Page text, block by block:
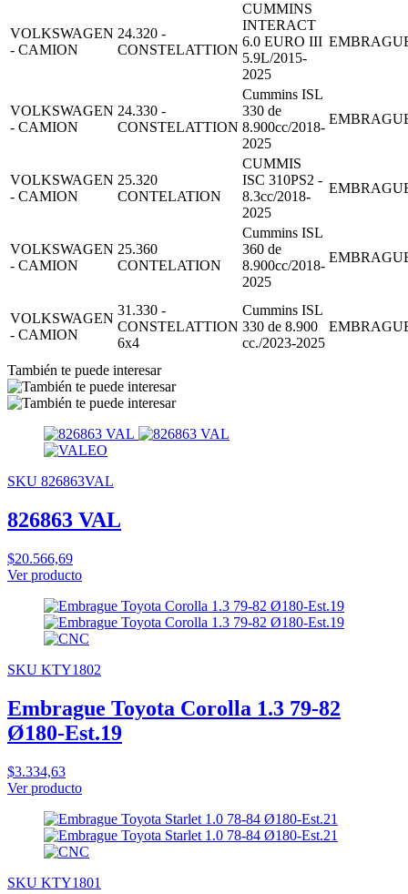
VOLKSWAGEN
- CAMION
24.320 -
CONSTELATTION
CUMMINS
INTERACT
6.0 EURO III
5.9L/2015-
2025
VOLKSWAGEN
- CAMION
24.330 -
CONSTELATTION
Cummins ISL
330 de
8.900cc/2018-
2025
VOLKSWAGEN
- CAMION
25.320
CONTELATION
CUMMIS
ISC 310PS2 -
8.3cc/2018-
2025
VOLKSWAGEN
- CAMION
25.360
CONTELATION
Cummins ISL
360 de
8.900cc/2018-
2025
VOLKSWAGEN
- CAMION
31.330 -
CONSTELATTION
6x4
Cummins ISL
330 de 8.900
cc./2023-2025
También te puede interesar
SKU 826863VAL
826863 VAL
$20.566,69
Ver producto
SKU KTY1802
Embrague Toyota Corolla 1.3 79-82
Ø180-Est.19
$3.334,63
Ver producto
SKU KTY1801